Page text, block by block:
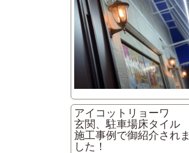
アイコットリョーワ
玄関、駐車場床タイル
施工事例で御紹介されま
した！